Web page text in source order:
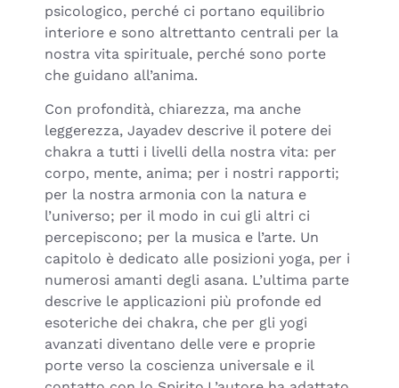
psicologico, perché ci portano equilibrio
interiore e sono altrettanto centrali per la
nostra vita spirituale, perché sono porte
che guidano all’anima.
Con profondità, chiarezza, ma anche
leggerezza, Jayadev descrive il potere dei
chakra a tutti i livelli della nostra vita: per
corpo, mente, anima; per i nostri rapporti;
per la nostra armonia con la natura e
l’universo; per il modo in cui gli altri ci
percepiscono; per la musica e l’arte. Un
capitolo è dedicato alle posizioni yoga, per i
numerosi amanti degli asana. L’ultima parte
descrive le applicazioni più profonde ed
esoteriche dei chakra, che per gli yogi
avanzati diventano delle vere e proprie
porte verso la coscienza universale e il